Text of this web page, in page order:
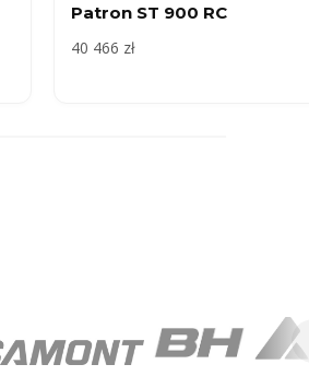
Patron ST 900 RC
40 466 zł